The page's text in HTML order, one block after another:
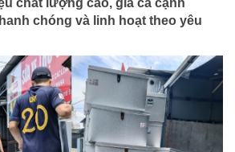
chất lượng cao, giá cả cạnh
chóng và linh hoạt theo yêu